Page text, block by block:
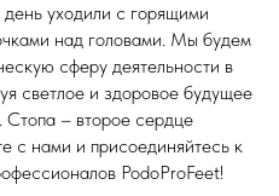
уходили с горящими
над головами. Мы будем
сферу деятельности в
светлое и здоровое будущее
Стопа – второе сердце
с нами и присоединяйтесь к
PodoProFeet!